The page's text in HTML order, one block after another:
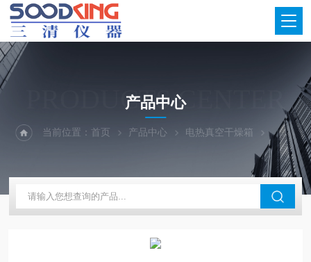
PRODUCTS CENTER
产品中心
当前位置：首页 产品中心 电热真空干燥箱 全自动